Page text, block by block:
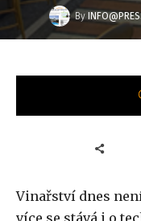
By
Vinařství dnes